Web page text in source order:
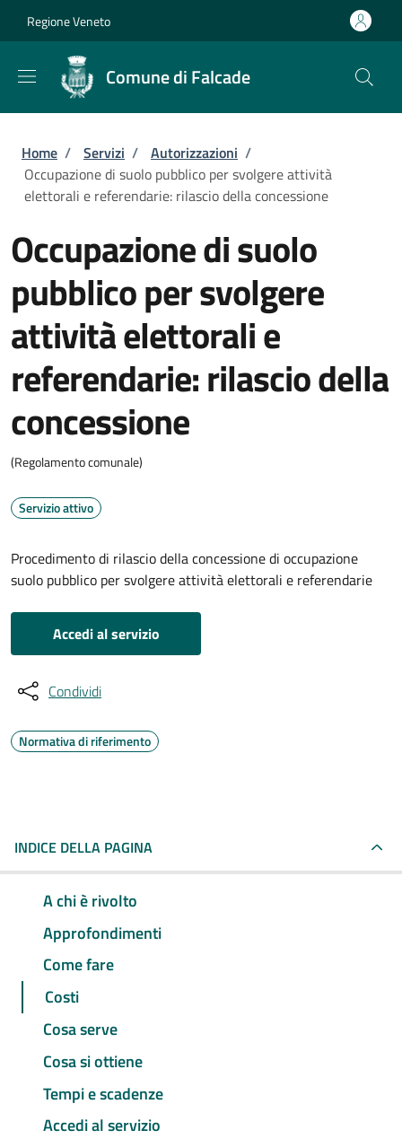
Regione Veneto
Comune di Falcade
Briciole di pane
Home / Servizi / Autorizzazioni /
Occupazione di suolo pubblico per svolgere attività
elettorali e referendarie: rilascio della concessione
Occupazione di suolo
pubblico per svolgere
attività elettorali e
referendarie: rilascio della
concessione
(Regolamento comunale)
Servizio attivo
Procedimento di rilascio della concessione di occupazione
suolo pubblico per svolgere attività elettorali e referendarie
Accedi al servizio
Condividi
Normativa di riferimento
INDICE DELLA PAGINA
A chi è rivolto
Approfondimenti
Come fare
Costi
Cosa serve
Cosa si ottiene
Tempi e scadenze
Accedi al servizio